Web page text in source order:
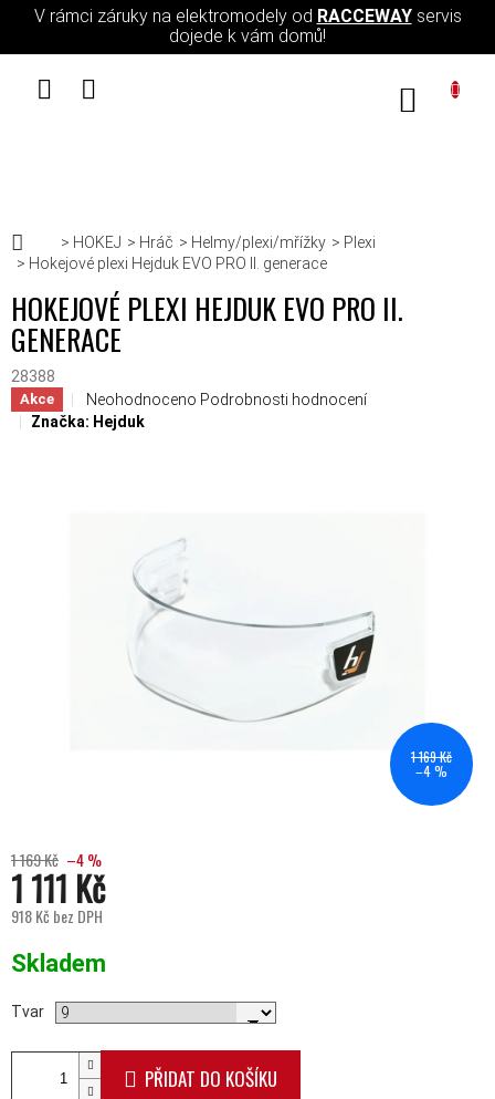
Přejít na obsah
V rámci záruky na elektromodely od RACCEWAYservis
dojede k vám domů!
Domů
HOKEJ Hráč Helmy/plexi/mřížky
Plexi
Hokejové plexi Hejduk EVO PRO II. generace
HOKEJOVÉ PLEXI HEJDUK EVO PRO II.
GENERACE
28388
Akce Průměrné hodnocení produktu je 0,0 z 5 hvězdiček.
Neohodnoceno Podrobnosti hodnocení
Značka: Hejduk
1 169 Kč
–4 %
1 169 Kč –4 %
1 111 Kč
918 Kč bez DPH
Skladem
Tvar
PŘIDAT DO KOŠÍKU